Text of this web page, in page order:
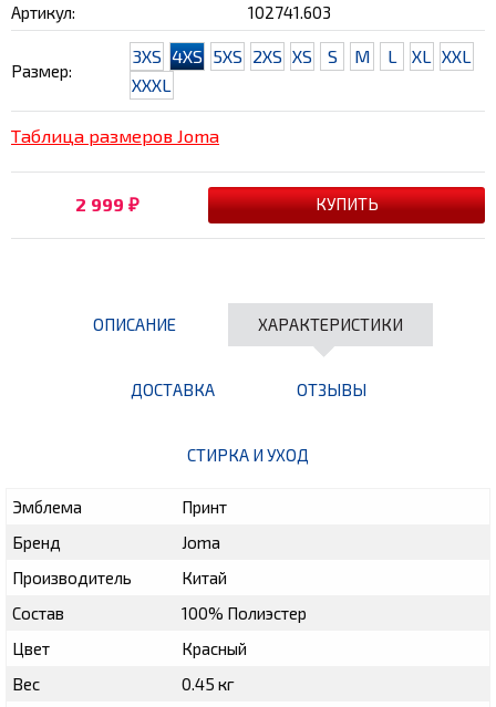
Артикул: 102741.603
Размер:
3XS 4XS 5XS 2XS XS S M L XL
XXL
XXXL
Таблица размеров Joma
2 999 ₽
ОПИСАНИЕ ХАРАКТЕРИСТИКИ
ДОСТАВКА ОТЗЫВЫ
СТИРКА И УХОД
Эмблема
Принт
Бренд
Joma
Производитель
Китай
Состав
100% Полиэстер
Цвет
Красный
Вес
0.45 кг